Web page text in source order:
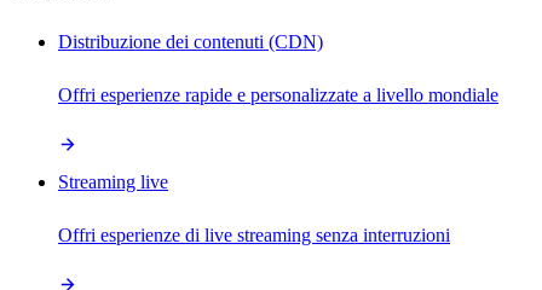
Distribuzione dei contenuti (CDN)
Offri esperienze rapide e personalizzate a livello mondiale
Streaming live
Offri esperienze di live streaming senza interruzioni